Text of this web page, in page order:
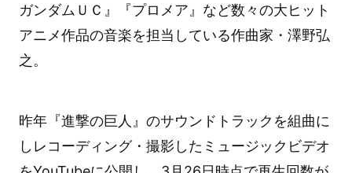
ガンダムＵＣ』『プロメア』など数々の大ヒット
アニメ作品の音楽を担当している作曲家・澤野弘
之。
昨年『進撃の巨人』のサウンドトラックを組曲に
しレコーディング・撮影したミュージックビデオ